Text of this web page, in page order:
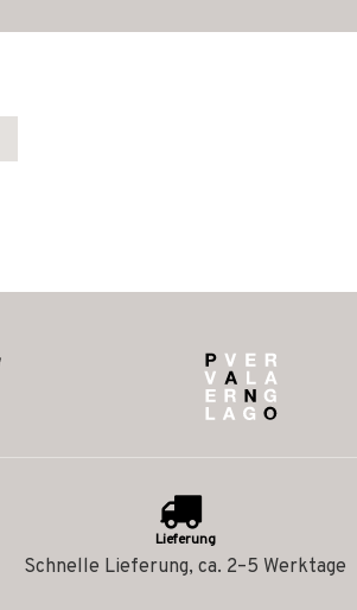
Lieferung
Schnelle Lieferung, ca. 2–5 Werktage